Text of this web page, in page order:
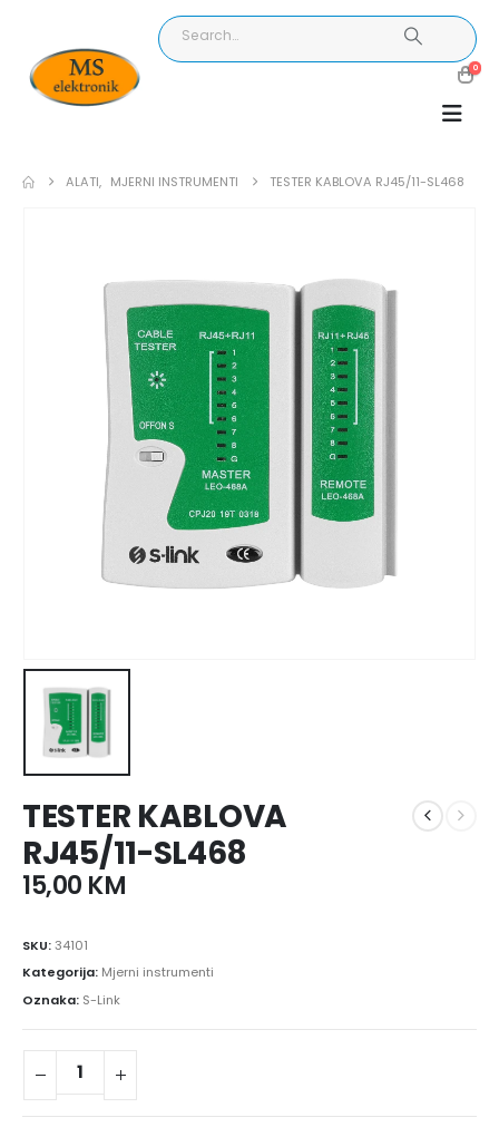
0
ALATI, MJERNI INSTRUMENTI TESTER KABLOVA RJ45/11-SL468
TESTER KABLOVA
RJ45/11-SL468
15,00 KM
SKU:34101
Kategorija: Mjerni instrumenti
Oznaka: S-Link